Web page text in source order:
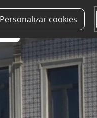
Personalizar cookies